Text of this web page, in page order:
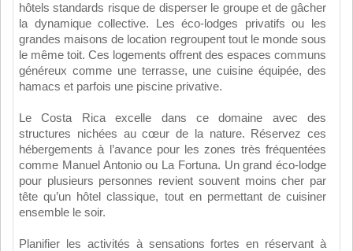
hôtels standards risque de disperser le groupe et de gâcher
la dynamique collective. Les éco-lodges privatifs ou les
grandes maisons de location regroupent tout le monde sous
le même toit. Ces logements offrent des espaces communs
généreux comme une terrasse, une cuisine équipée, des
hamacs et parfois une piscine privative.
Le Costa Rica excelle dans ce domaine avec des
structures nichées au cœur de la nature. Réservez ces
hébergements à l’avance pour les zones très fréquentées
comme Manuel Antonio ou La Fortuna. Un grand éco-lodge
pour plusieurs personnes revient souvent moins cher par
tête qu’un hôtel classique, tout en permettant de cuisiner
ensemble le soir.
Planifier les activités à sensations fortes en réservant à